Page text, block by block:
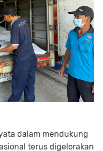
dalam mendukung
terus digelorakan